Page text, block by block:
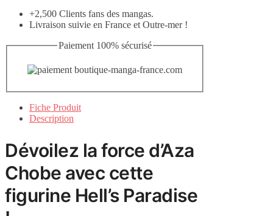
+2,500 Clients fans des mangas.
Livraison suivie en France et Outre-mer !
Paiement 100% sécurisé
Fiche Produit
Description
Dévoilez la force d’Aza
Chobe avec cette
figurine Hell’s Paradise